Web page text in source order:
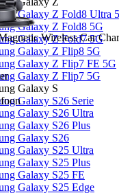
Galaxy Z Fold8 Ultra
Galaxy Z Fold8 5G
Galaxy Z Fold7 5G
Galaxy Z Flip8 5G
Galaxy Z Flip7 FE 5G
Galaxy Z Flip7 5G
Galaxy S
Galaxy S26 Serie
Galaxy S26 Ultra
Galaxy S26 Plus
Galaxy S26
Galaxy S25 Ultra
Galaxy S25 Plus
Galaxy S25 FE
Galaxy S25 Edge
Wireless Car